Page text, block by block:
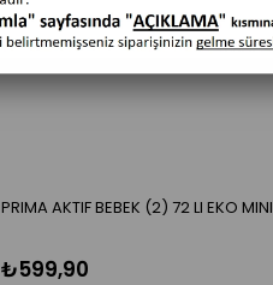
PRIMA AKTIF BEBEK (2) 72 LI EKO MINI
₺599,90